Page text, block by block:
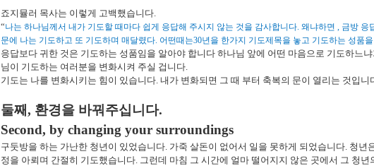
죠지뮬러 목사는 이렇게 고백했습니다.
“나는 하나님께서 내가 기도할 때마다 쉽게 응답해 주시지 않는 것을 감사합니다. 왜냐하면 , 금방 응
문에 나는 기도하고 또 기도하며 매달렸다. 어떤때는30년을 한가지 기도제목을 놓고 기도하는 성품
응답보다 귀한 것은 기도하는 성품임을 알아야 합니다 하나님 앞에 어떤 마음으로 기도하느
님이 기도하는 여러분을 변화시켜 주실 겁니다.
기도는 나를 변화시키는 힘이 있습니다. 내가 변화되면 그 때 부터 축복의 문이 열리는 것입니
둘째, 환경을 바꿔주십니다.
Second, by changing your surroundings
구둣방을 하는 가난한 청년이 있었습니다. 가죽 살돈이 없어서 일을 못하게 되었습니다. 청년
정을 아뢰며 간절히 기도했습니다. 그런데 마침 그 시간에 얼마 떨어지지 않은 곳에서 그 청